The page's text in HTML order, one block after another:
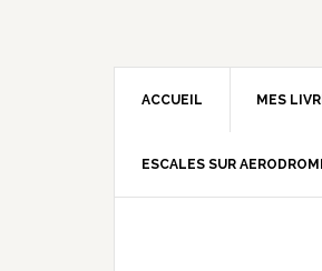
ACCUEIL MES
ESCALES SUR